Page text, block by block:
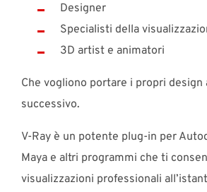
Designer
Specialisti della
3D artist e animatori
Che vogliono portare i propri design
successivo.
V-Ray è un potente plug-in per
Maya e altri programmi che ti
visualizzazioni professionali